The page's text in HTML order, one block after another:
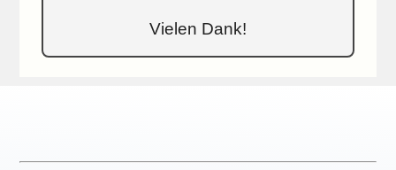
Vielen Dank!